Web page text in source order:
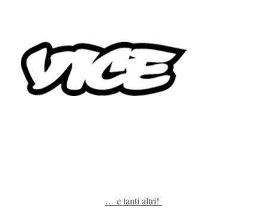
… e tanti altri!